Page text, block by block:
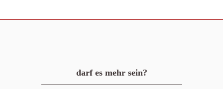
darf es mehr sein?